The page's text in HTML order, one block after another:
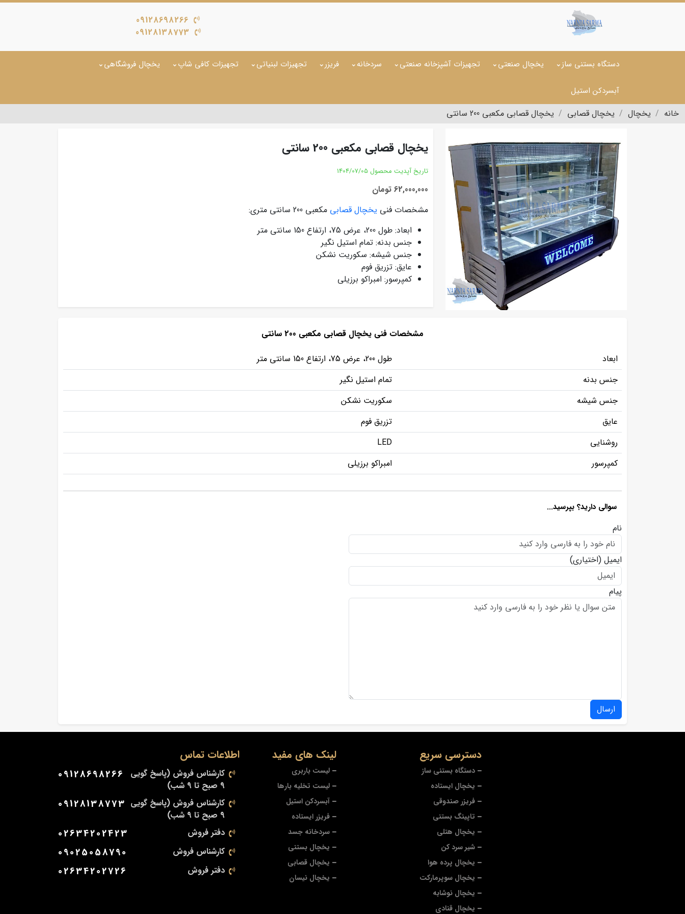
09128698266
09128138773
دستگاه بستنی ساز یخچال صنعتی تجهیزات آشپزخانه صنعتی سردخانه فریزر تجهیزات لبنیاتی تجهیزات کافی شاپ یخچال فروشگاهی
آبسردکن استیل
خانه یخچال یخچال قصابی یخچال قصابی مکعبی 200 سانتی
یخچال قصابی مکعبی 200 سانتی
تاریخ آپدیت محصول 1404/07/05
62,000,000 تومان
مشخصات فنی یخچال قصابی مکعبی 200 سانتی متری:
ابعاد: طول 200، عرض 75، ارتفاع 150 سانتی متر
جنس بدنه: تمام استیل نگیر
جنس شیشه: سکوریت نشکن
عایق: تزریق فوم
کمپرسور: امبراکو برزیلی
مشخصات فنی یخچال قصابی مکعبی 200 سانتی
ابعاد
طول 200، عرض 75، ارتفاع 150 سانتی متر
جنس بدنه
تمام استیل نگیر
جنس شیشه
سکوریت نشکن
عایق
تزریق فوم
روشنایی
LED
کمپرسور
امبراکو برزیلی
سوالی دارید؟ بپرسید...
نام
ایمیل (اختیاری)
پیام
ارسال
دسترسی سریع
دستگاه بستنی ساز
یخچال ایستاده
فریزر صندوقی
تاپینگ بستنی
یخچال هتلی
شیر سرد کن
یخچال پرده هوا
یخچال سوپرمارکت
یخچال نوشابه
یخچال قنادی
لینک های مفید
لیست باربری
لیست تخلیه بارها
آبسردکن استیل
فریزر ایستاده
سردخانه جسد
یخچال بستنی
یخچال قصابی
یخچال نیسان
اطلاعات تماس
کارشناس فروش (پاسخ گویی
9 صبح تا 9 شب)
09128698266
کارشناس فروش (پاسخ گویی
9 صبح تا 9 شب)
09128138773
دفتر فروش 02634202423
کارشناس فروش 09025058790
دفتر فروش 02634202726